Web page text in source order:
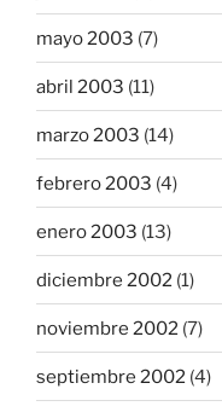
mayo 2003 (7)
abril 2003 (11)
marzo 2003 (14)
febrero 2003 (4)
enero 2003 (13)
diciembre 2002 (1)
noviembre 2002 (7)
septiembre 2002 (4)